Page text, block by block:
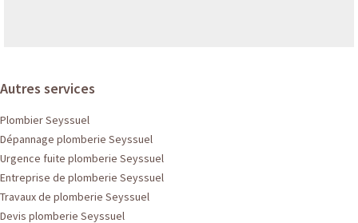
Autres services
Plombier Seyssuel
Dépannage plomberie Seyssuel
Urgence fuite plomberie Seyssuel
Entreprise de plomberie Seyssuel
Travaux de plomberie Seyssuel
Devis plomberie Seyssuel